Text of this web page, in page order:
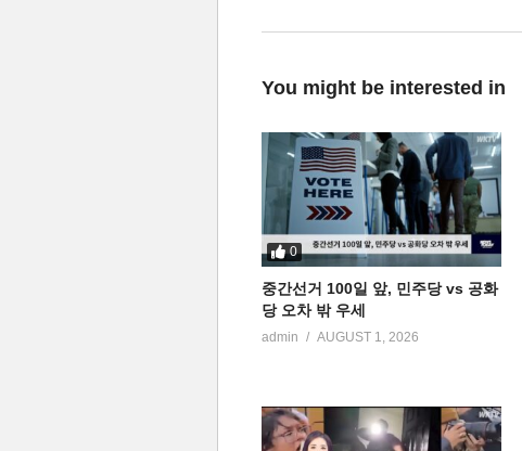
You might be interested in
0
중간선거 100일 앞, 민주당 vs 공화
당 오차 밖 우세
admin AUGUST 1, 2026